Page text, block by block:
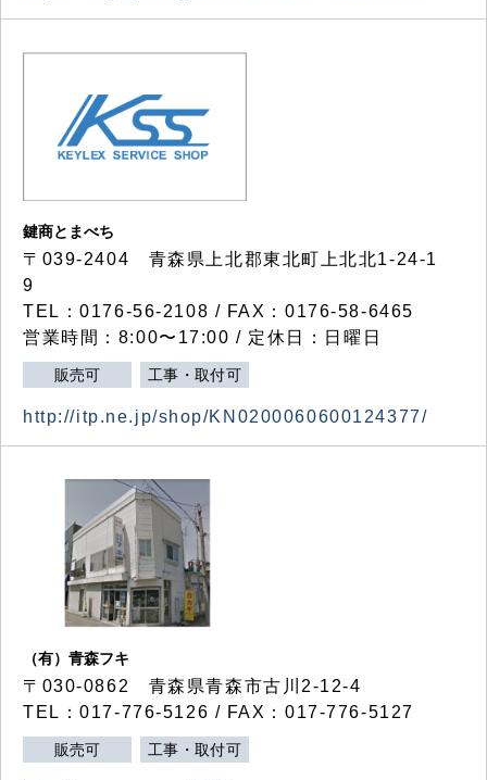
鍵商とまべち
〒039-2404 青森県上北郡東北町上北北1-24-1
9
TEL：0176-56-2108 / FAX：0176-58-6465
営業時間：8:00〜17:00 / 定休日：日曜日
販売可 工事・取付可
http://itp.ne.jp/shop/KN0200060600124377/
（有）青森フキ
〒030-0862 青森県青森市古川2-12-4
TEL：017-776-5126 / FAX：017-776-5127
販売可 工事・取付可